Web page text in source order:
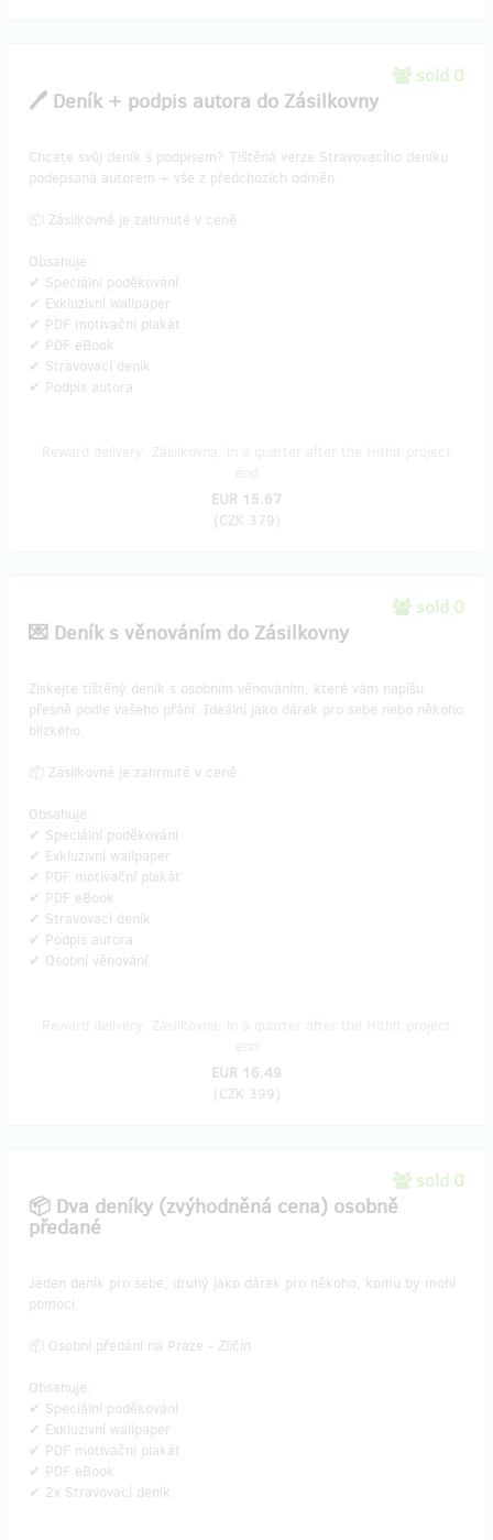
sold 0
🖊️ Deník + podpis autora do Zásilkovny
Chcete svůj deník s podpisem? Tištěná verze Stravovacího deníku
podepsaná autorem + vše z předchozích odměn.
📦 Zásilkovné je zahrnuté v ceně.
Obsahuje:
✔ Speciální poděkování
✔ Exkluzivní wallpaper
✔ PDF motivační plakát
✔ PDF eBook
✔ Stravovací deník
✔ Podpis autora
EUR 15.67
(CZK 379)
sold 0
💌 Deník s věnováním do Zásilkovny
​Získejte tištěný deník s osobním věnováním, které vám napíšu
přesně podle vašeho přání. Ideální jako dárek pro sebe nebo někoho
blízkého.
📦 Zásilkovné je zahrnuté v ceně.
Obsahuje:
✔ Speciální poděkování
✔ Exkluzivní wallpaper
✔ PDF motivační plakát
✔ PDF eBook
✔ Stravovací deník
✔ Podpis autora
✔ Osobní věnování
EUR 16.49
(CZK 399)
sold 0
📦 Dva deníky (zvýhodněná cena) osobně
předané
Jeden deník pro sebe, druhý jako dárek pro někoho, komu by mohl
pomoci.
📦 Osobní předání na Praze - Zličín.
Obsahuje:
✔ Speciální poděkování
✔ Exkluzivní wallpaper
✔ PDF motivační plakát
✔ PDF eBook
✔ 2x Stravovací deník